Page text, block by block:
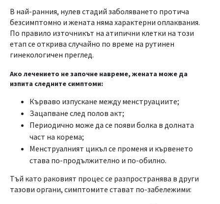
В най-ранния, нулев стадий заболяването протича
безсимптомно и жената няма характерни оплаквания.
По правило източникът на атипични клетки на този
етап се открива случайно по време на рутинен
гинекологичен преглед.
Ако лечението не започне навреме, жената може да
изпита следните симптоми:
Кърваво изпускане между менструациите;
Зацапване след полов акт;
Периодично може да се появи болка в долната
част на корема;
Менструалният цикъл се променя и кървенето
става по-продължително и по-обилно.
Тъй като раковият процес се разпространява в други
тазови органи, симптомите стават по-забележими: